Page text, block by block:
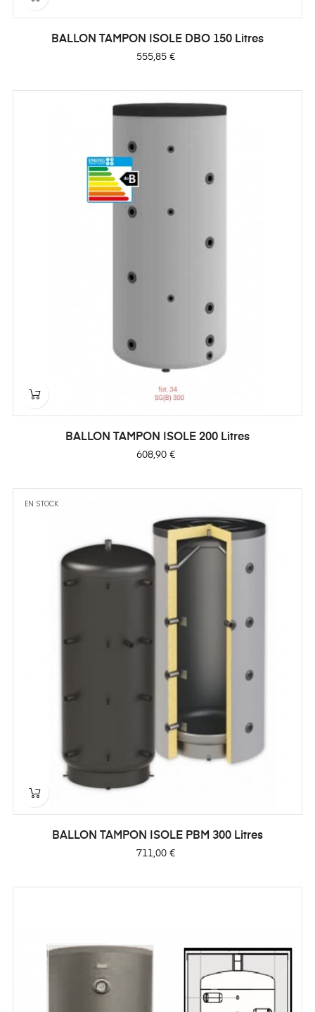
BALLON TAMPON ISOLE DBO 150 Litres
Prix
555,85 €
BALLON TAMPON ISOLE 200 Litres
Prix
608,90 €
EN STOCK
BALLON TAMPON ISOLE PBM 300 Litres
Prix
711,00 €